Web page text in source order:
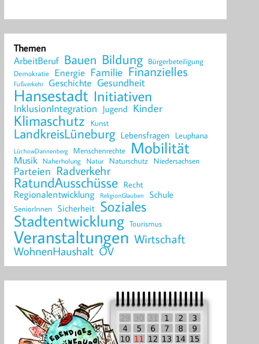
Themen
ArbeitBeruf Bauen Bildung Bürgerbeteiligung
Demokratie Energie Familie Finanzielles
Fußverkehr Geschichte Gesundheit
Hansestadt Initiativen
InklusionIntegration Jugend Kinder
Klimaschutz Kunst
LandkreisLüneburg Lebensfragen Leuphana
LüchowDannenberg Menschenrechte Mobilität
Musik Naherholung Natur Naturschutz Niedersachsen
Parteien Radverkehr
RatundAusschüsse Recht
Regionalentwicklung ReligionGlauben Schule
SeniorInnen Sicherheit Soziales
Stadtentwicklung Tourismus
Veranstaltungen Wirtschaft
WohnenHaushalt ÖV